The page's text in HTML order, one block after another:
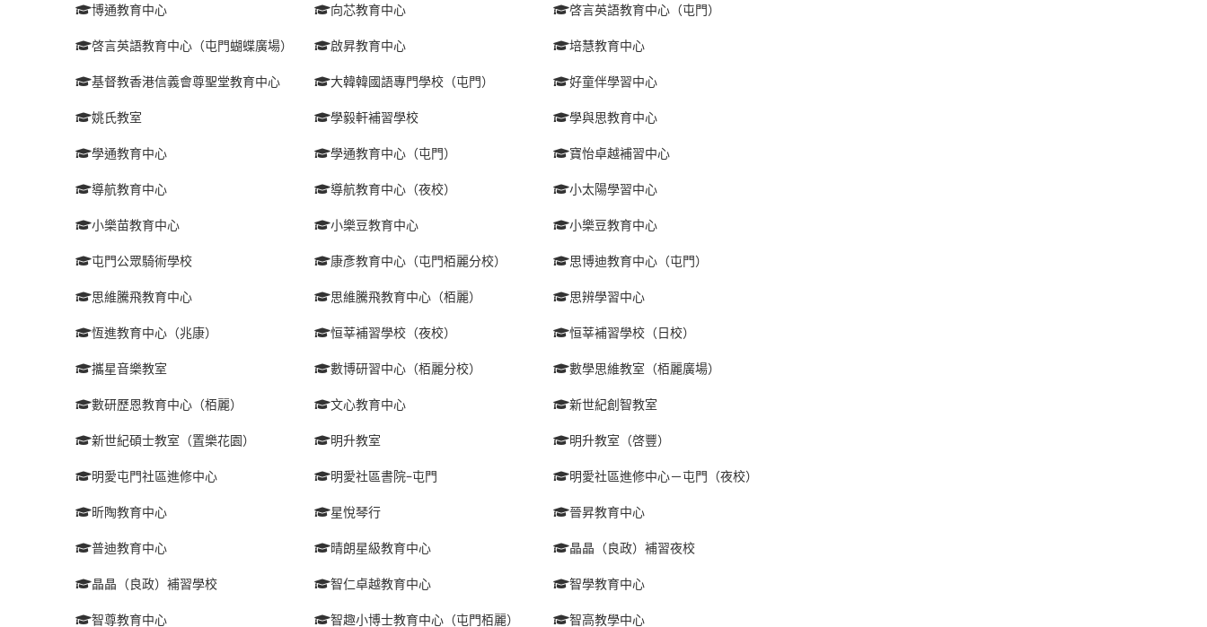
博通教育中心 向芯教育中心 啓言英語教育中心（屯門）
啓言英語教育中心（屯門蝴蝶廣場） 啟昇教育中心 培慧教育中心
基督教香港信義會尊聖堂教育中心 大韓韓國語專門學校（屯門） 好童伴學習中心
姚氏教室 學毅軒補習學校 學與思教育中心
學通教育中心 學通教育中心（屯門） 寶怡卓越補習中心
導航教育中心 導航教育中心（夜校） 小太陽學習中心
小樂苗教育中心 小樂豆教育中心 小樂豆教育中心
屯門公眾騎術學校 康彥教育中心（屯門栢麗分校） 思博迪教育中心（屯門）
思維騰飛教育中心 思維騰飛教育中心（栢麗） 思辨學習中心
恆進教育中心（兆康） 恒莘補習學校（夜校） 恒莘補習學校（日校）
攜星音樂教室 數博研習中心（栢麗分校） 數學思維教室（栢麗廣場）
數研歷恩教育中心（栢麗） 文心教育中心 新世紀創智教室
新世紀碩士教室（置樂花園） 明升教室 明升教室（啓豐）
明愛屯門社區進修中心 明愛社區書院–屯門 明愛社區進修中心－屯門（夜校）
昕陶教育中心 星悅琴行 晉昇教育中心
普迪教育中心 晴朗星級教育中心 晶晶（良政）補習夜校
晶晶（良政）補習學校 智仁卓越教育中心 智學教育中心
智尊教育中心 智趣小博士教育中心（屯門栢麗） 智高教學中心